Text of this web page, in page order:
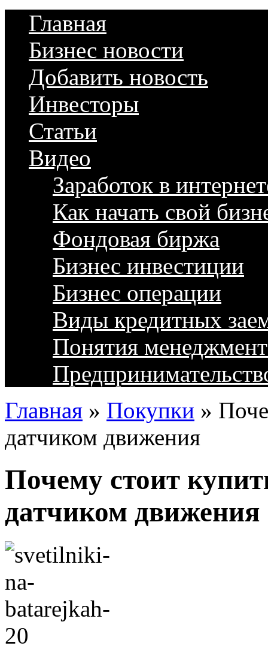
Главная
Бизнес новости
Добавить новость
Инвесторы
Статьи
Видео
Заработок в
Как начать свой
Фондовая биржа
Бизнес инвестиции
Бизнес операции
Виды кредитных
Понятия
Главная » Покупки »
датчиком движения
Почему стоит
датчиком движения